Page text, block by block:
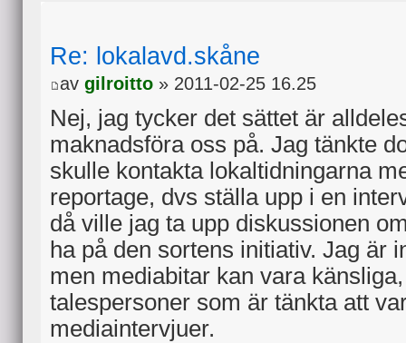
Re: lokalavd.skåne
av gilroitto » 2011-02-25 16.25
Nej, jag tycker det sättet är
maknadsföra oss på. Jag tänkte
skulle kontakta lokaltidningarna
reportage, dvs ställa upp i en
då ville jag ta upp diskussionen
ha på den sortens initiativ. Jag är
men mediabitar kan vara
talespersoner som är tänkta att
mediaintervjuer.